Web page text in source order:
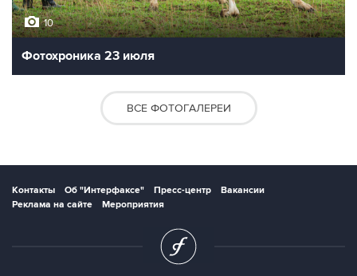
10
Фотохроника 23 июля
ВСЕ ФОТОГАЛЕРЕИ
Контакты Об "Интерфаксе" Пресс-центр
Вакансии
Реклама на сайте
Мероприятия